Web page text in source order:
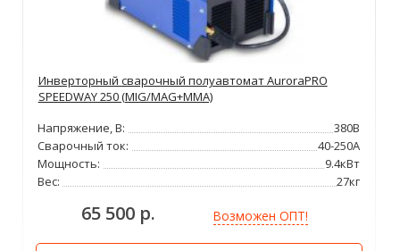
Инверторный сварочный полуавтомат AuroraPRO
SPEEDWAY 250 (MIG/MAG+MMA)
Напряжение, В:
380В
Сварочный ток:
40-250А
Мощность:
9.4кВт
Вес:
27кг
65 500 р. Возможен ОПТ!